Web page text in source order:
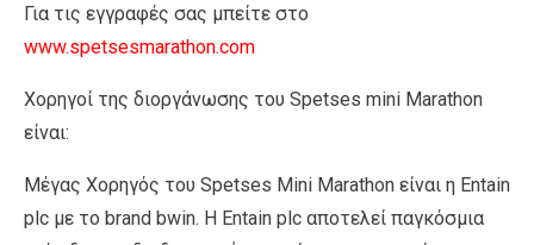
Για τις εγγραφές σας μπείτε στο
www.spetsesmarathon.com
Χορηγοί της διοργάνωσης του Spetses mini Marathon
είναι:
Μέγας Χορηγός του Spetses Mini Marathon είναι η Entain
plc με το brand bwin. Η Entain plc αποτελεί παγκόσμια